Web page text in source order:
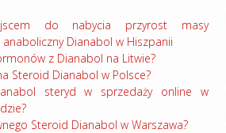
do nabycia przyrost masy
Dianabol w Hiszpanii
z Dianabol na Litwie?
Steroid Dianabol w Polsce?
steryd w sprzedaży online w
Steroid Dianabol w Warszawa?